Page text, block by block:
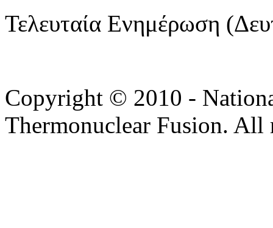
Τελευταία Ενημέρωση
Copyright © 2010 -
Thermonuclear Fusion. All